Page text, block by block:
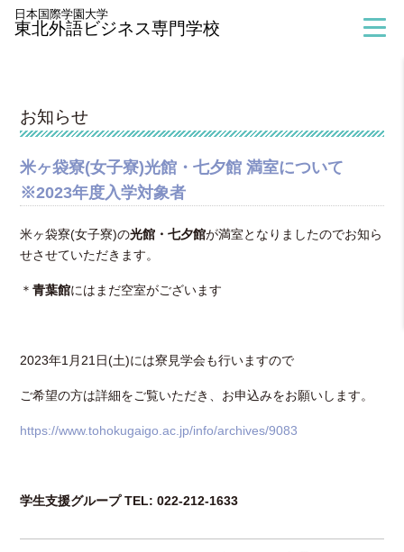
日本国際学園大学
東北外語ビジネス専門学校
> お知らせ
お知らせ
米ヶ袋寮(女子寮)光館・七夕館 満室について
※2023年度入学対象者
米ヶ袋寮(女子寮)の光館・七夕館が満室となりましたのでお知ら
せさせていただきます。
＊青葉館にはまだ空室がございます
2023年1月21日(土)には寮見学会も行いますので
ご希望の方は詳細をご覧いただき、お申込みをお願いします。
https://www.tohokugaigo.ac.jp/info/archives/9083
学生支援グループ TEL: 022-212-1633